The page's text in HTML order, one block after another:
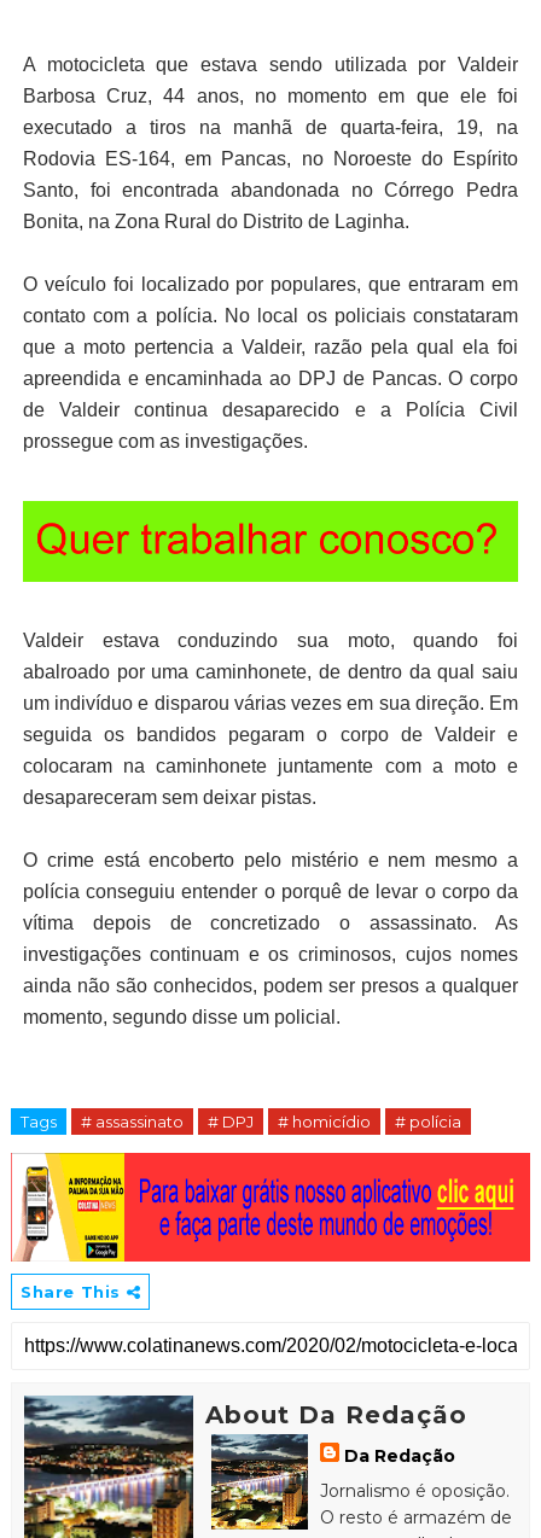
A motocicleta que estava sendo utilizada por Valdeir
Barbosa Cruz, 44 anos, no momento em que ele foi
executado a tiros na manhã de quarta-feira, 19, na
Rodovia ES-164, em Pancas, no Noroeste do Espírito
Santo, foi encontrada abandonada no Córrego Pedra
Bonita, na Zona Rural do Distrito de Laginha.
O veículo foi localizado por populares, que entraram em
contato com a polícia. No local os policiais constataram
que a moto pertencia a Valdeir, razão pela qual ela foi
apreendida e encaminhada ao DPJ de Pancas. O corpo
de Valdeir continua desaparecido e a Polícia Civil
prossegue com as investigações.
Valdeir estava conduzindo sua moto, quando foi
abalroado por uma caminhonete, de dentro da qual saiu
um indivíduo e disparou várias vezes em sua direção. Em
seguida os bandidos pegaram o corpo de Valdeir e
colocaram na caminhonete juntamente com a moto e
desapareceram sem deixar pistas.
O crime está encoberto pelo mistério e nem mesmo a
polícia conseguiu entender o porquê de levar o corpo da
vítima depois de concretizado o assassinato. As
investigações continuam e os criminosos, cujos nomes
ainda não são conhecidos, podem ser presos a qualquer
momento, segundo disse um policial.
Tags # assassinato # DPJ # homicídio # polícia
Share This
About Da Redação
Da Redação
Jornalismo é oposição.
O resto é armazém de